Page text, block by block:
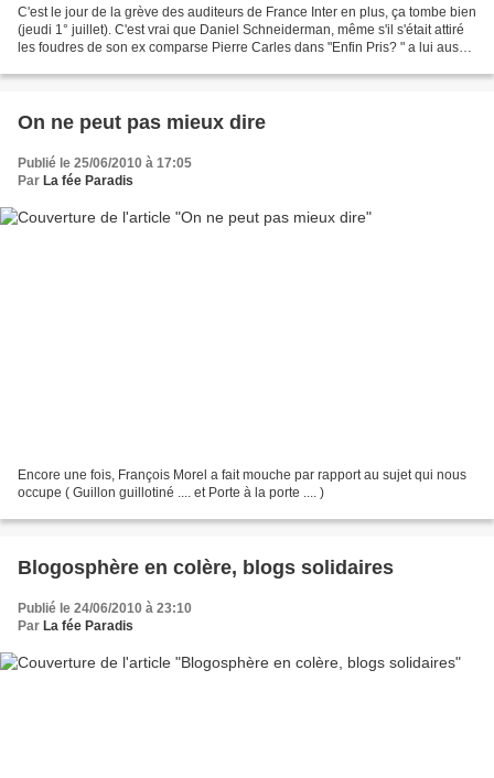
C'est le jour de la grève des auditeurs de France Inter en plus, ça tombe bien
(jeudi 1° juillet). C'est vrai que Daniel Schneiderman, même s'il s'était attiré
les foudres de son ex comparse Pierre Carles dans "Enfin Pris? " a lui aussi
On ne peut pas mieux dire
Publié le 25/06/2010 à 17:05
Par La fée Paradis
Encore une fois, François Morel a fait mouche par rapport au sujet qui nous
occupe ( Guillon guillotiné .... et Porte à la porte .... )
Blogosphère en colère, blogs solidaires
Publié le 24/06/2010 à 23:10
Par La fée Paradis